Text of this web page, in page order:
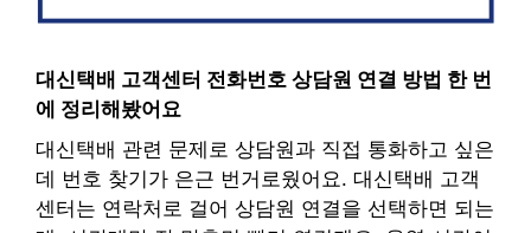
대신택배 고객센터 전화번호 상담원 연결 방법 한 번
에 정리해봤어요
대신택배 관련 문제로 상담원과 직접 통화하고 싶은
데 번호 찾기가 은근 번거로웠어요. 대신택배 고객
센터는 연락처로 걸어 상담원 연결을 선택하면 되는